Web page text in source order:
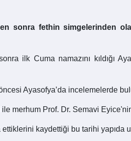
sonra fethin simgelerinden
ilk Cuma namazını kıldığı
Ayasofya’da incelemelerde
merhum Prof. Dr. Semavi
kaydettiği bu tarihi yapıda